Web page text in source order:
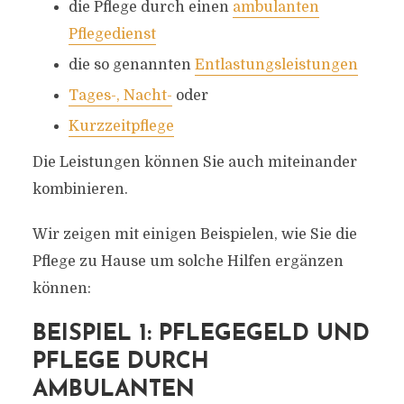
die Pflege durch einen ambulanten
Pflegedienst
die so genannten Entlastungsleistungen
Tages-, Nacht- oder
Kurzzeitpflege
Die Leistungen können Sie auch miteinander
kombinieren.
Wir zeigen mit einigen Beispielen, wie Sie die
Pflege zu Hause um solche Hilfen ergänzen
können:
BEISPIEL 1: PFLEGEGELD UND
PFLEGE DURCH
AMBULANTEN